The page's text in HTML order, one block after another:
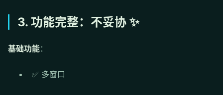
3. 功能完整：不妥协 ✨
基础功能：
✅ 多窗口